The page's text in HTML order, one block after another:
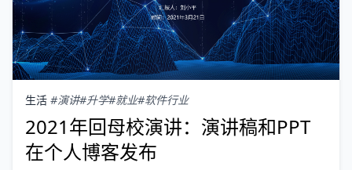
生活 #演讲#升学#就业#软件行业
2021年回母校演讲：演讲稿和PPT
在个人博客发布